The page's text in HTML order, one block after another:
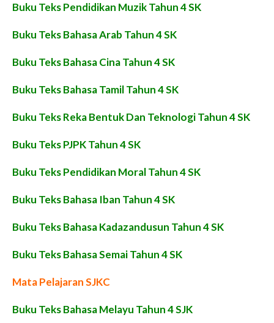
Buku Teks Pendidikan Muzik Tahun 4 SK
Buku Teks Bahasa Arab Tahun 4 SK
Buku Teks Bahasa Cina Tahun 4 SK
Buku Teks Bahasa Tamil Tahun 4 SK
Buku Teks Reka Bentuk Dan Teknologi Tahun 4 SK
Buku Teks PJPK Tahun 4 SK
Buku Teks Pendidikan Moral Tahun 4 SK
Buku Teks Bahasa Iban Tahun 4 SK
Buku Teks Bahasa Kadazandusun Tahun 4 SK
Buku Teks Bahasa Semai Tahun 4 SK
Mata Pelajaran SJKC
Buku Teks Bahasa Melayu Tahun 4 SJK